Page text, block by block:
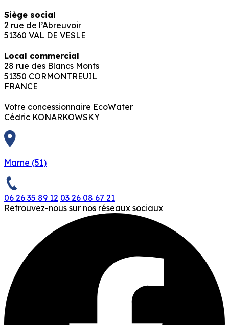
Siège social
2 rue de l’Abreuvoir
51360 VAL DE VESLE
Local commercial
28 rue des Blancs Monts
51350 CORMONTREUIL
FRANCE
Votre concessionnaire EcoWater
Cédric KONARKOWSKY
Marne (51)
06 26 35 89 12 03 26 08 67 21
Retrouvez-nous sur nos réseaux sociaux